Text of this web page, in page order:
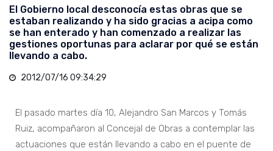
El Gobierno local desconocía estas obras que se
estaban realizando y ha sido gracias a acipa como
se han enterado y han comenzado a realizar las
gestiones oportunas para aclarar por qué se están
llevando a cabo.
2012/07/16 09:34:29
El pasado martes día 10, Alejandro San Marcos y Tomás
Ruiz, acompañaron al Concejal de Obras a contemplar las
actuaciones que están llevando a cabo en el puente de